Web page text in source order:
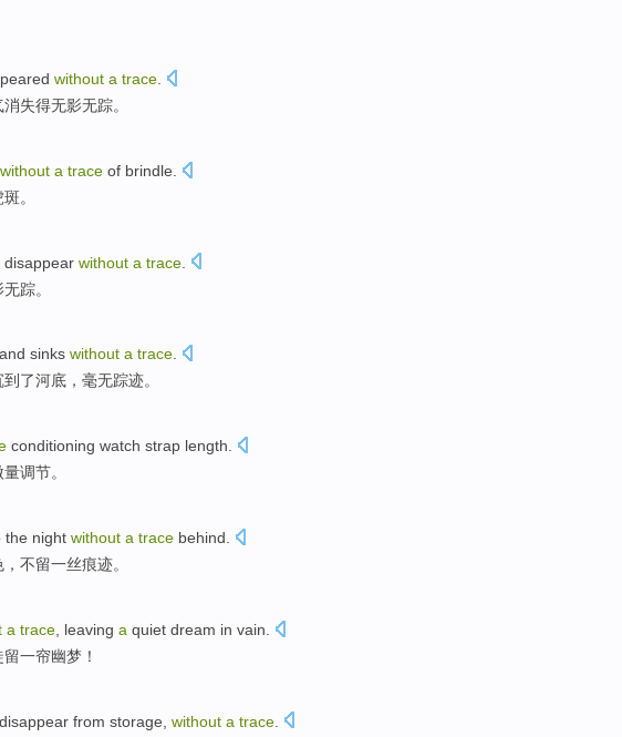
without a trace
消失得无影无踪。
without a trace of brindle
斑。
disappear without a trace
无踪。
and sinks without a trace.
到了河底 ，毫无踪迹。
conditioning watch strap length
量调节。
the night without a trace behind.
，不留一丝痕迹。
a trace leaving a quiet dream in vain
留一帘幽梦 ！
disappear from storage without a trace